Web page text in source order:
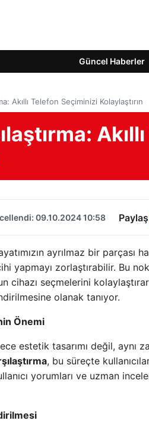
Güncel Haberler
Akıllı Telefon Seçiminizi Kolaylaştırın
09.10.2024 10:58
ayrılmaz bir
yapmayı zorlaştırabilir. Bu
cihazı seçmelerini
olanak tanıyor.
Önemi
estetik tasarımı değil, aynı
, bu süreçte
yorumları ve uzman